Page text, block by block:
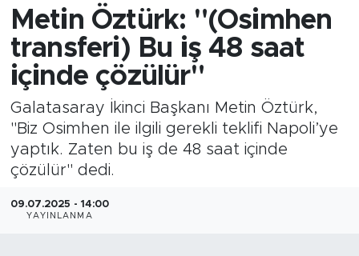
Metin Öztürk: "(Osimhen
transferi) Bu iş 48 saat
içinde çözülür"
Galatasaray İkinci Başkanı Metin Öztürk,
"Biz Osimhen ile ilgili gerekli teklifi Napoli’ye
yaptık. Zaten bu iş de 48 saat içinde
çözülür" dedi.
09.07.2025 - 14:00
YAYINLANMA